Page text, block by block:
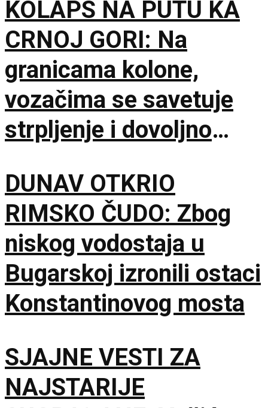
KOLAPS NA PUTU KA
CRNOJ GORI: Na
granicama kolone,
vozačima se savetuje
strpljenje i dovoljno
DUNAV OTKRIO
RIMSKO ČUDO: Zbog
niskog vodostaja u
Bugarskoj izronili ostaci
Konstantinovog mosta
SJAJNE VESTI ZA
NAJSTARIJE